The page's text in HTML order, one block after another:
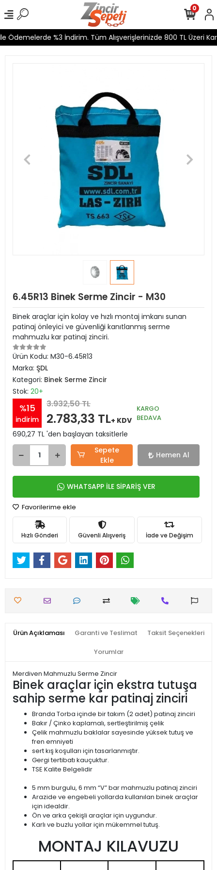
Ödemelerde %3 İndirim. Tüm Alışverişlerinizde 800 TL Üzeri
0
6.45R13 Binek Serme Zincir - M30
Binek araçlar için kolay ve hızlı montaj imkanı sunan
patinaj önleyici ve güvenliği kanıtlanmış serme
mahmuzlu kar patinaj zinciri.
Ürün Kodu: M30-6.45R13
Marka: ŞDL
Kategori: Binek Serme Zincir
Stok: 20+
%15
indirim
3.932,50 TL
2.783,33 TL+ KDV
KARGO
BEDAVA
690,27 TL 'den başlayan taksitlerle
Sepete
Ekle
Hemen Al
WHATSAPP İLE SİPARİŞ VER
Favorilerime ekle
Hızlı Gönderi Güvenli Alışveriş İade ve Değişim
Ürün Açıklaması Garanti ve Teslimat Taksit Seçenekleri
Yorumlar
Merdiven Mahmuzlu Serme Zincir
Binek araçlar için ekstra tutuşa
sahip serme kar patinaj zinciri
Branda Torba içinde bir takım (2 adet) patinaj zinciri
Bakır / Çinko kaplamalı, sertleştirilmiş çelik
Çelik mahmuzlu baklalar sayesinde yüksek tutuş ve
fren emniyeti
sert kış koşulları için tasarlanmıştır.
Gergi tertibatı kauçuktur.
TSE Kalite Belgelidir
5 mm burgulu, 6 mm “V” bar mahmuzlu patinaj zinciri
Arazide ve engebeli yollarda kullanılan binek araçlar
için idealdir.
Ön ve arka çekişli araçlar için uygundur.
Karlı ve buzlu yollar için mükemmel tutuş.
MONTAJ KILAVUZU